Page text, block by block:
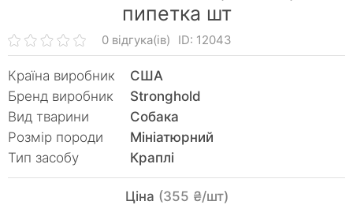
пипетка шт
0 відгука(ів) ID: 12043
Країна виробник
США
Бренд виробник
Stronghold
Вид тварини
Собака
Розмір породи
Мініатюрний
Тип засобу
Краплі
Ціна (355 ₴/шт)